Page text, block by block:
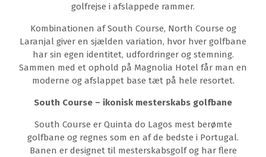
golfrejse i afslappede rammer.
Kombinationen af South Course, North Course og
Laranjal giver en sjælden variation, hvor hver golfbane
har sin egen identitet, udfordringer og stemning.
Sammen med et ophold på Magnolia Hotel får man en
moderne og afslappet base tæt på hele resortet.
South Course – ikonisk mesterskabs golfbane
South Course er Quinta do Lagos mest berømte
golfbane og regnes som en af de bedste i Portugal.
Banen er designet til mesterskabsgolf og har flere